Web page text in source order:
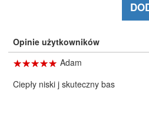
Opinie użytkowników
☆☆☆☆☆
★★★★★ Adam
Ciepły niski j skuteczny bas